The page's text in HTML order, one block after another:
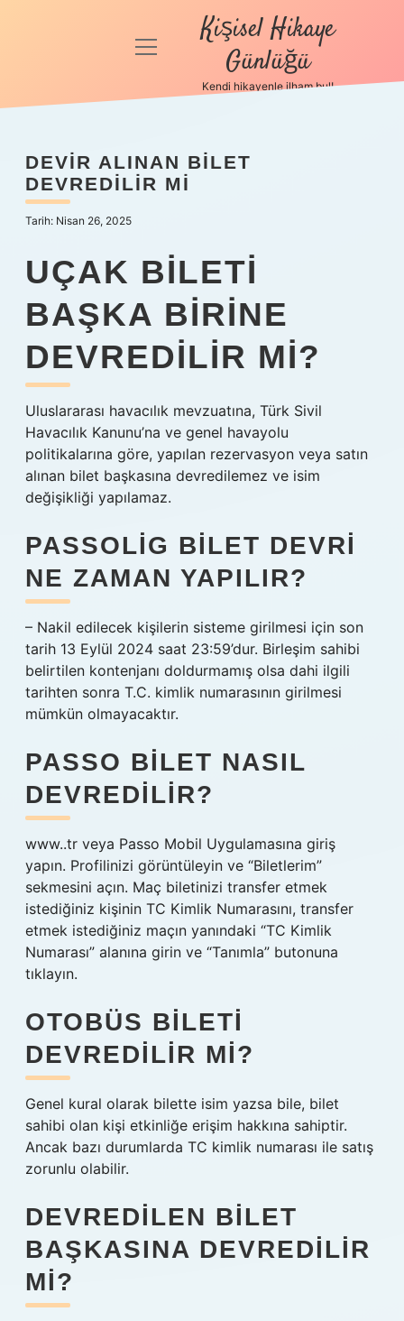
Anasayfa
Politikası
Yasal Uyarı
menüyü
Kişisel Hikaye
Günlüğü
Kendi hikayenle ilham bul!
DEVIR ALINAN BILET
DEVREDILIR MI
Tarih: Nisan 26, 2025
UÇAK BILETI
BAŞKA BIRINE
DEVREDILIR MI?
Uluslararası havacılık mevzuatına, Türk Sivil
Havacılık Kanunu’na ve genel havayolu
politikalarına göre, yapılan rezervasyon veya satın
alınan bilet başkasına devredilemez ve isim
değişikliği yapılamaz.
PASSOLIG BILET DEVRI
NE ZAMAN YAPILIR?
– Nakil edilecek kişilerin sisteme girilmesi için son
tarih 13 Eylül 2024 saat 23:59’dur. Birleşim sahibi
belirtilen kontenjanı doldurmamış olsa dahi ilgili
tarihten sonra T.C. kimlik numarasının girilmesi
mümkün olmayacaktır.
PASSO BILET NASIL
DEVREDILIR?
www..tr veya Passo Mobil Uygulamasına giriş
yapın. Profilinizi görüntüleyin ve “Biletlerim”
sekmesini açın. Maç biletinizi transfer etmek
istediğiniz kişinin TC Kimlik Numarasını, transfer
etmek istediğiniz maçın yanındaki “TC Kimlik
Numarası” alanına girin ve “Tanımla” butonuna
tıklayın.
OTOBÜS BILETI
DEVREDILIR MI?
Genel kural olarak bilette isim yazsa bile, bilet
sahibi olan kişi etkinliğe erişim hakkına sahiptir.
Ancak bazı durumlarda TC kimlik numarası ile satış
zorunlu olabilir.
DEVREDILEN BILET
BAŞKASINA DEVREDILIR
MI?